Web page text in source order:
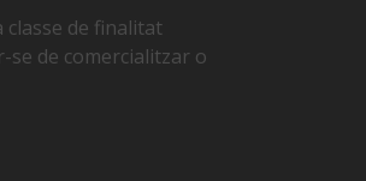
de finalitat
se de comercialitzar o